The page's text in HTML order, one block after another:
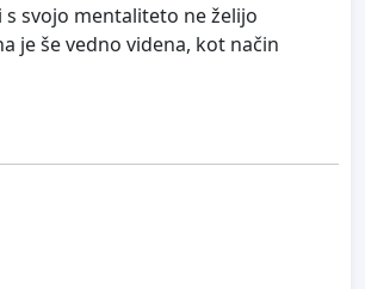
svojo mentaliteto ne želijo
je še vedno videna, kot način